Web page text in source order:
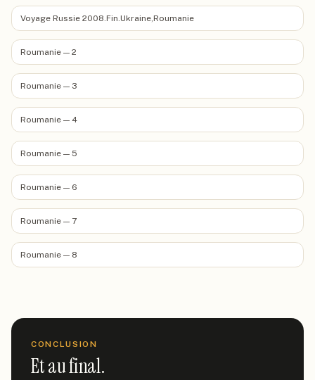
Voyage Russie 2008.Fin.Ukraine,Roumanie
Roumanie — 2
Roumanie — 3
Roumanie — 4
Roumanie — 5
Roumanie — 6
Roumanie — 7
Roumanie — 8
CONCLUSION
Et au final.